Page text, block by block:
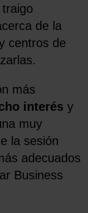
de la
centros de
más
interés y
muy
la sesión
adecuados
Business